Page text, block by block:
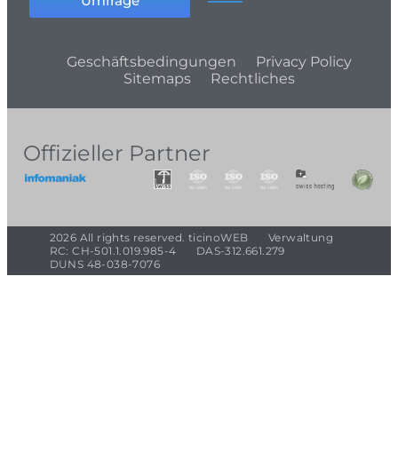
Geschäftsbedingungen
Privacy Policy
Sitemaps
Rechtliches
Offizieller Partner
2026 All rights reserved. ticinoWEB
Verwaltung
RC: CH-501.1.019.985-4
DAS-312.661.279
DUNS 48-038-7076